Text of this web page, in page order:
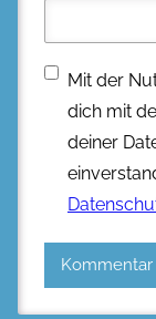
Mit der
dich mit
deiner